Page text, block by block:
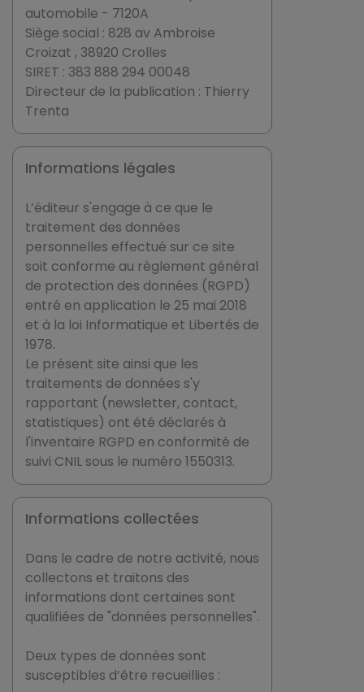
automobile - 7120A
Siège social : 828 av Ambroise
Croizat , 38920 Crolles
SIRET : 383 888 294 00048
Directeur de la publication : Thierry
Trenta
Informations légales
L’éditeur s'engage à ce que le
traitement des données
personnelles effectué sur ce site
soit conforme au règlement général
de protection des données (RGPD)
entré en application le 25 mai 2018
et à la loi Informatique et Libertés de
1978.
Le présent site ainsi que les
traitements de données s'y
rapportant (newsletter, contact,
statistiques) ont été déclarés à
l'inventaire RGPD en conformité de
suivi CNIL sous le numéro 1550313.
Informations collectées
Dans le cadre de notre activité, nous
collectons et traitons des
informations dont certaines sont
qualifiées de "données personnelles".
Deux types de données sont
susceptibles d’être recueillies :